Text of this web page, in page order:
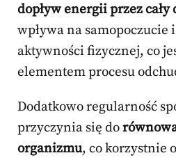
dopływ energii przez cały
wpływa na samopoczucie
aktywności fizycznej, co
elementem procesu
Dodatkowo regularność
przyczynia się do
organizmu, co korzystnie